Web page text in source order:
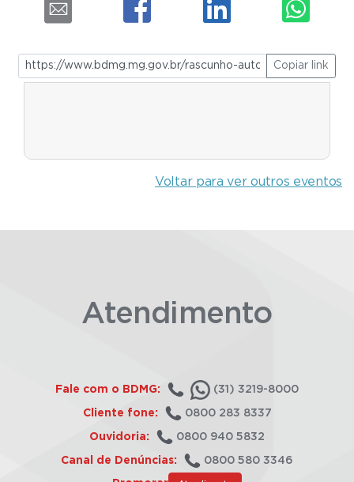
Copiar link
Voltar para ver outros eventos
Atendimento
Fale com o BDMG: (31) 3219-8000
Cliente fone: 0800 283 8337
Ouvidoria: 0800 940 5832
Canal de Denúncias: 0800 580 3346